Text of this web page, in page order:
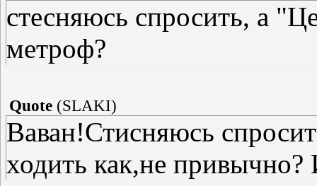
стесняюсь спросить, а
метроф?
Quote (SLAKI)
Ваван!Стисняюсь
ходить как,не